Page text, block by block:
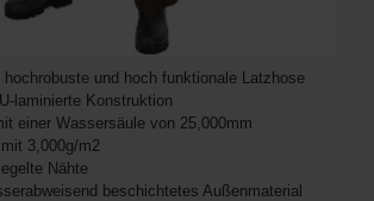
und hoch funktionale Latzhose
laminierte Konstruktion
einer Wassersäule von 25,000mm
3,000g/m2
Nähte
beschichtetes Außenmaterial